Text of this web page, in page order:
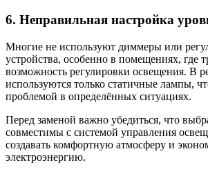
6. Неправильная настройка
Многие не используют диммеры или
устройства, особенно в помещениях, где
возможность регулировки освещения. В
используются только статичные лампы,
проблемой в определённых ситуациях.
Перед заменой важно убедиться, что
совместимы с системой управления
создавать комфортную атмосферу и
электроэнергию.